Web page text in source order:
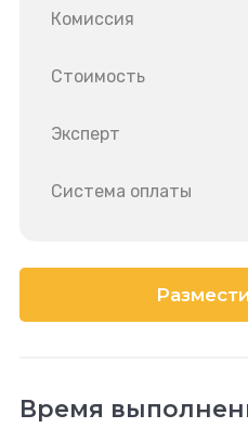
Комиссия
Стоимость
Эксперт
Система оплаты
Время